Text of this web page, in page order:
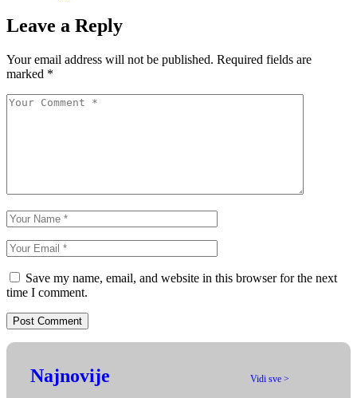
Leave a Reply
Your email address will not be published. Required fields are
marked *
Save my name, email, and website in this browser for the next
time I comment.
Najnovije Vidi sve >